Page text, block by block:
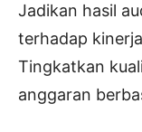
Jadikan hasil
terhadap
Tingkatkan
anggaran